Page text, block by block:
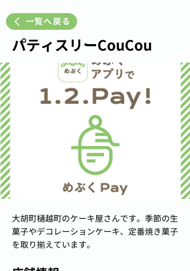
一覧へ戻る
パティスリーCouCou
大胡町樋越町のケーキ屋さんです。季節の生
菓子やデコレーションケーキ、定番焼き菓子
を取り揃えています。